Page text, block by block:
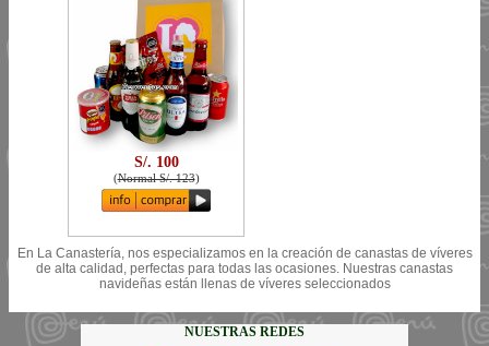
S/. 100
(Normal S/. 123)
En La Canastería, nos especializamos en la creación de canastas de víveres
de alta calidad, perfectas para todas las ocasiones. Nuestras canastas
navideñas están llenas de víveres seleccionados
NUESTRAS REDES